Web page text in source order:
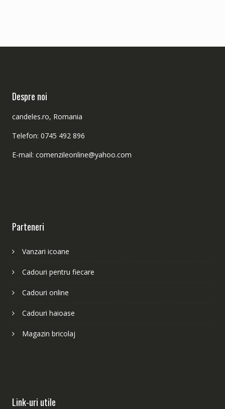
Despre noi
candeles.ro, Romania
Telefon: 0745 492 896
E-mail: comenzileonline@yahoo.com
Parteneri
Vanzari icoane
Cadouri pentru fiecare
Cadouri online
Cadouri haioase
Magazin bricolaj
Link-uri utile